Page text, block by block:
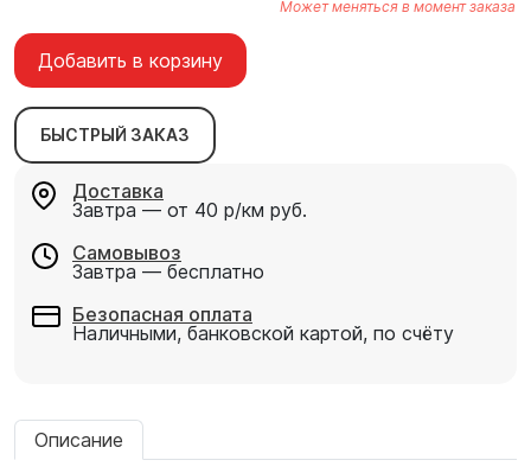
Может меняться в момент заказа
Добавить в корзину
БЫСТРЫЙ ЗАКАЗ
Доставка
Завтра — от 40 р/км руб.
Самовывоз
Завтра — бесплатно
Безопасная оплата
Наличными, банковской картой, по счёту
Описание